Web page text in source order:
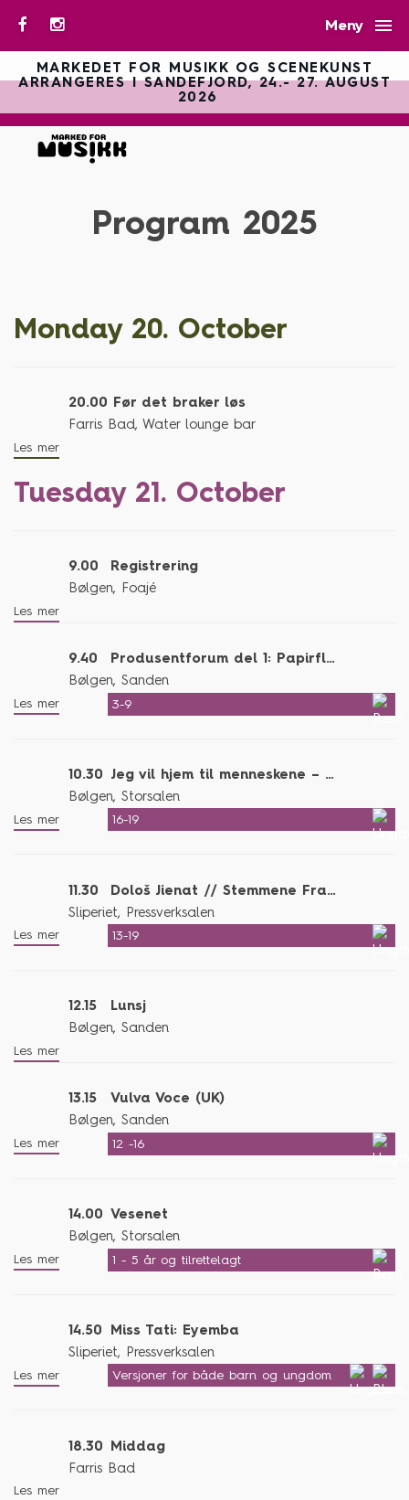
Meny 
MARKEDET FOR MUSIKK OG SCENEKUNST
ARRANGERES I SANDEFJORD, 24.- 27. AUGUST
2026
Program 2025
Monday 20. October
20.00 Før det braker løs
Farris Bad, Water lounge bar
Les mer
Tuesday 21. October
9.00
Registrering
Bølgen, Foajé
Les mer
9.40
Produsentforum del 1: Papirfly & flaskepost
Bølgen, Sanden
3-9
Les mer
10.30
Jeg vil hjem til menneskene – musikkteater
Bølgen, Storsalen
16-19
Les mer
11.30
Dološ Jienat // Stemmene Fra Fortiden
Sliperiet, Pressverksalen
13-19
Les mer
12.15
Lunsj
Bølgen, Sanden
Les mer
13.15
Vulva Voce (UK)
Bølgen, Sanden
12 -16
Les mer
14.00 Vesenet
Bølgen, Storsalen
1 - 5 år og tilrettelagt
Les mer
14.50
Miss Tati: Eyemba
Sliperiet, Pressverksalen
Versjoner for både barn og ungdom
Les mer
18.30 Middag
Farris Bad
Les mer